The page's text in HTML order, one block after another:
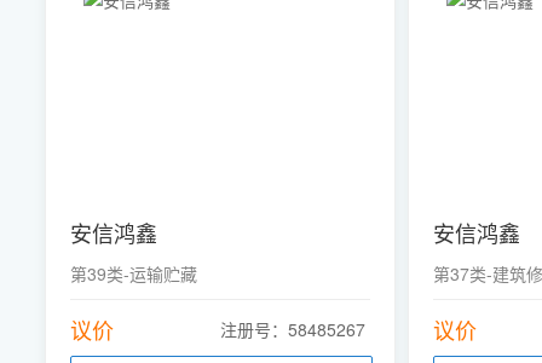
安信鸿鑫
第39类-运输贮藏
议价
注册号：58485267
安信鸿鑫
第37类-建筑
议价